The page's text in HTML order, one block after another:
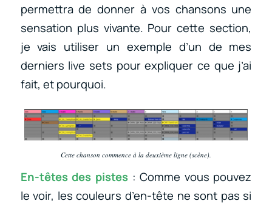
permettra de donner à vos chansons une
sensation plus vivante. Pour cette section,
je vais utiliser un exemple d’un de mes
derniers live sets pour expliquer ce que j’ai
fait, et pourquoi.
Cette chanson commence à la deuxième ligne (scène).
En-têtes des pistes : Comme vous pouvez
le voir, les couleurs d’en-tête ne sont pas si